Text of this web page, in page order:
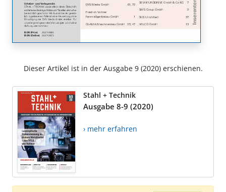
Dieser Artikel ist in der Ausgabe 9 (2020) erschienen.
Stahl + Technik
Ausgabe 8-9 (2020)
› mehr erfahren